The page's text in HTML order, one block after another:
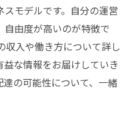
モデルです。自分の運営
自由度が高いのが特徴で
収入や働き方について詳し
な情報をお届けしていき
の可能性について、一緒